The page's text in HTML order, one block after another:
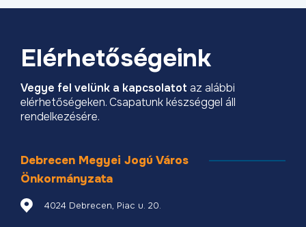
Elérhetőségeink
Vegye fel velünk a kapcsolatot az alábbi
elérhetőségeken. Csapatunk készséggel áll
rendelkezésére.
Debrecen Megyei Jogú Város
Önkormányzata
4024 Debrecen, Piac u. 20.